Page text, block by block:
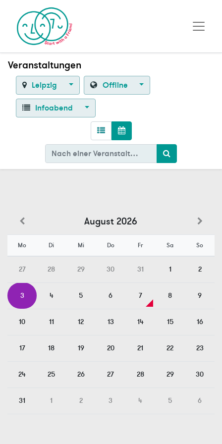
Veranstaltungen
Leipzig Offline
Infoabend
August 2026
Mo Di Mi Do Fr Sa So
27 28 29 30 31 1 2
3 4 5 6 7 8 9
10 11 12 13 14 15 16
17 18 19 20 21 22 23
24 25 26 27 28 29 30
31 1 2 3 4 5 6